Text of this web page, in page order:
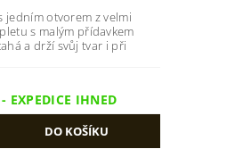
s malým přídavkem
a drží svůj tvar i při
EXPEDICE IHNED